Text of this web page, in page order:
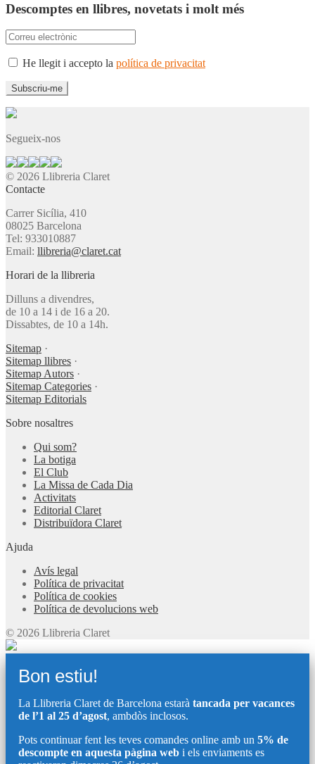
Descomptes en llibres, novetats i molt més
He llegit i accepto la política de privacitat
Segueix-nos
© 2026 Llibreria Claret
Contacte
Carrer Sicília, 410
08025 Barcelona
Tel: 933010887
Email: llibreria@claret.cat
Horari de la llibreria
Dilluns a divendres,
de 10 a 14 i de 16 a 20.
Dissabtes, de 10 a 14h.
Sitemap ·
Sitemap llibres ·
Sitemap Autors ·
Sitemap Categories ·
Sitemap Editorials
Sobre nosaltres
Qui som?
La botiga
El Club
La Missa de Cada Dia
Activitats
Editorial Claret
Distribuïdora Claret
Ajuda
Avís legal
Política de privacitat
Política de cookies
Política de devolucions web
© 2026 Llibreria Claret
Bon estiu!
La Llibreria Claret de Barcelona estarà tancada per vacances
de l’1 al 25 d’agost, ambdòs inclosos.
Pots continuar fent les teves comandes online amb un 5% de
descompte en aquesta pàgina web i els enviaments es